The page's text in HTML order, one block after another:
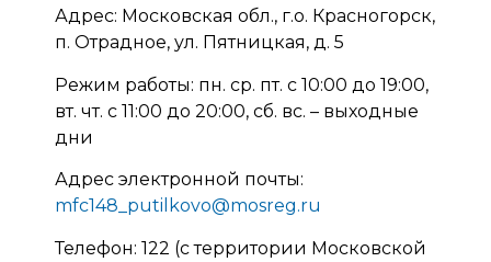
Адрес: Московская обл., г.о. Красногорск,
п. Отрадное, ул. Пятницкая, д. 5
Режим работы: пн. ср. пт. с 10:00 до 19:00,
вт. чт. с 11:00 до 20:00, сб. вс. – выходные
дни
Адрес электронной почты:
mfc148_putilkovo@mosreg.ru
Телефон: 122 (с территории Московской